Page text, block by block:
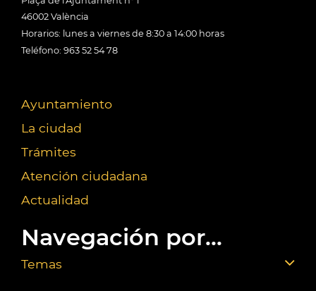
46002 València
Horarios: lunes a viernes de 8:30 a 14:00 horas
Teléfono: 963 52 54 78
Ayuntamiento
La ciudad
Trámites
Atención ciudadana
Actualidad
Navegación por...
Temas